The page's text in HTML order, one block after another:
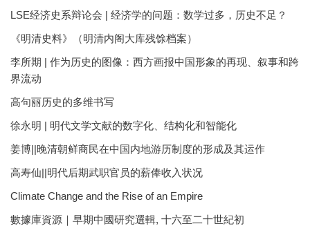
LSE经济史系辩论会 | 经济学的问题：数学过多，历史不足？
《明清史料》（明清内阁大库残馀档案）
李所期 | 作为历史的图像：西方画报中国形象的再现、叙事和跨
界流动
高句丽历史的多维书写
徐永明 | 明代文学文献的数字化、结构化和智能化
姜博||晚清朝鲜商民在中国内地游历制度的形成及其运作
高寿仙||明代后期武职官员的薪俸收入状况
Climate Change and the Rise of an Empire
數據庫資源｜早期中國研究選輯, 十六至二十世紀初